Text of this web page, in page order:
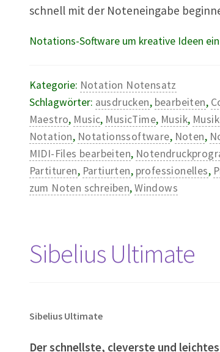
schnell mit der Noteneingabe
Notations-Software um kreative Ideen
Kategorie: Notation Notensatz
Schlagwörter: ausdrucken, bearbeiten,
Maestro, Music, MusicTime, Musik,
Notation, Notationssoftware, Noten,
MIDI-Files bearbeiten,
Partituren, Partiurten, professionelles,
zum Noten schreiben,Windows
Sibelius Ultimate
Sibelius Ultimate
Der schnellste, cleverste und